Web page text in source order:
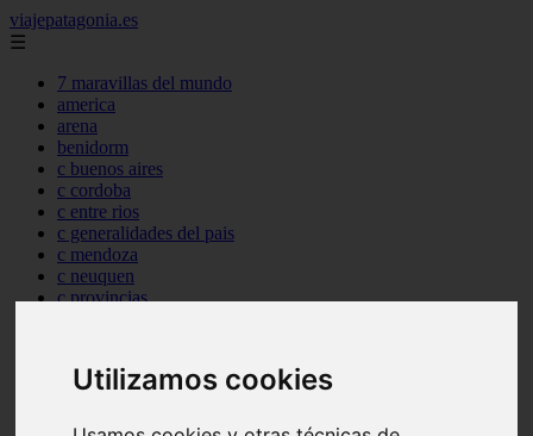
Utilizamos cookies
viajepatagonia.es
☰
7 maravillas del mundo
america
arena
benidorm
c buenos aires
c cordoba
c entre rios
c generalidades del pais
c mendoza
c neuquen
c provincias
c tucuman
carmen